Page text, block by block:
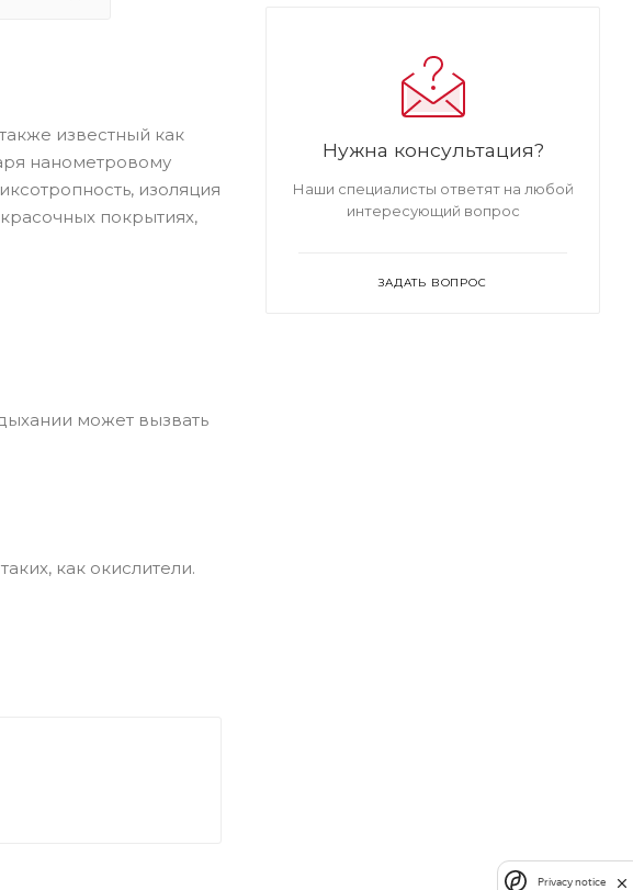
известный как
нанометровому
изоляция
покрытиях,
может вызвать
как окислители.
Нужна консультация?
Наши специалисты ответят на любой
интересующий вопрос
ЗАДАТЬ ВОПРОС
Privacy notice